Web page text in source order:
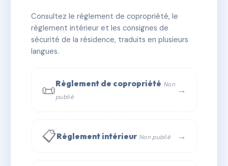
⚠ IMMATRICULEE_RATTACHEMENT_EXPIRE
🏠 127 lots
🏗 1 bâtiment(s)
📞 Contacter Syndic Digital 💬 WhatsApp
✉ Email
Consultez le règlement de copropriété, le
règlement intérieur et les consignes de
sécurité de la résidence, traduits en plusieurs
langues.
📜Règlement de copropriété Non
publié
→
📋Règlement intérieur Non publié →